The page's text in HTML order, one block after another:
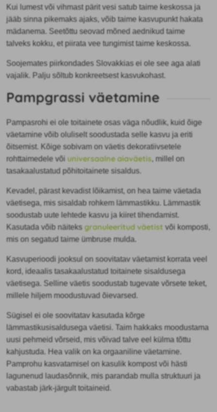
Kui lumest või vihmast pärit vesi satub taime keskossa ja
jääb sinna pikemaks ajaks, võib taime kasvupunkt hakata
mädanema. Seetõttu seovad mõned aednikud taime
talveks kokku, et piirata vee tungimist taime keskossa.
Soojemates piirkondades Slovakkias ei ole see aga alati
vajalik. Palju sõltub konkreetsest kasvukohast.
Pampgrassi väetamine
Pampasrohi ei ole toitainete osas väga nõudlik, kuid õige
väetamine võib oluliselt soodustada selle kasvu ja eriti
õitsemist. Kõige sobivam on väetis dekoratiivsetele
rohttaimedele või universaalne aiaväetis, millel on
tasakaalustatud põhitoitainete sisaldus.
Kevadel, pärast kevadist lõikamist, on hea taime väetada
väetisega, mis sisaldab rohkem lämmastikku. Lämmastik
soodustab uute lehtede kasvu ja kiiret tihendamist.
Kasutada võib näiteksgranuleeritud väetist või komposti,
mis on segatud taime ümbruse mulda.
Kasvuperioodi jooksul on soovitatav väetamist korrata veel
kord, ideaalis tasakaalustatud toitainete sisaldusega
väetisega. Selline väetis soodustab tugevate võrsete teket,
millele hiljem moodustuvad õievarsed.
Sügisel ei ole soovitatav kasutada kõrge
lämmastikusisaldusega väetisi. Taim hakkaks moodustama
uusi pehmeid võrseid, mis võivad talve eel külma tõttu
kahjustuda. Hea valik on ka orgaaniline väetamine.
Pamprohu kasvatamisel on kasulik kompost või hästi
lagunenud laudasõnnik, mis parandab mulla struktuuri ja
vabastab järk-järgult toitaineid.